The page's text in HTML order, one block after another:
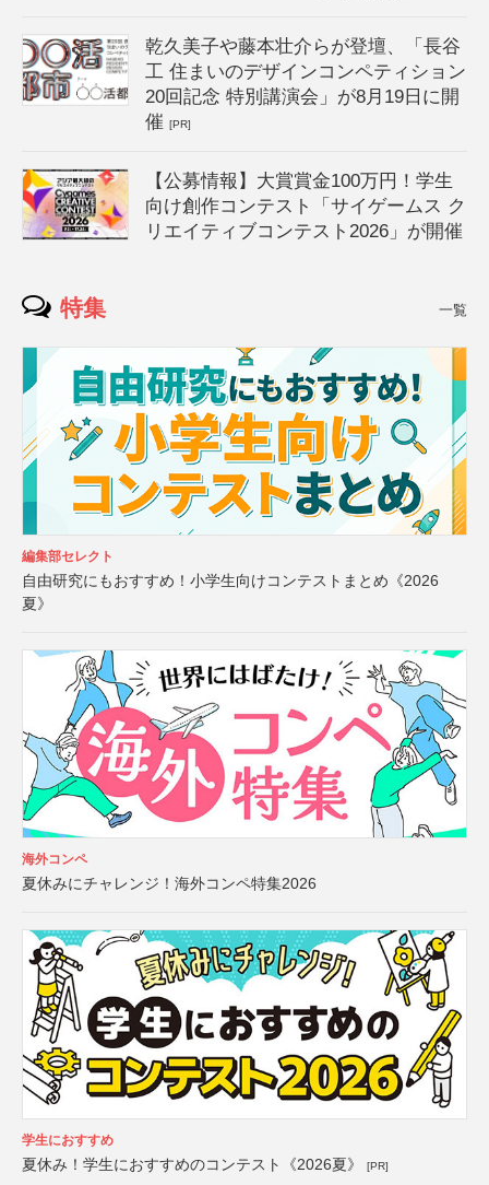
乾久美子や藤本壮介らが登壇、「長谷
工 住まいのデザインコンペティション
20回記念 特別講演会」が8月19日に開
催[PR]
【公募情報】大賞賞金100万円！学生
向け創作コンテスト「サイゲームス ク
リエイティブコンテスト2026」が開催
特集 一覧
編集部セレクト
自由研究にもおすすめ！小学生向けコンテストまとめ《2026
夏》
海外コンペ
夏休みにチャレンジ！海外コンペ特集2026
学生におすすめ
夏休み！学生におすすめのコンテスト《2026夏》 [PR]